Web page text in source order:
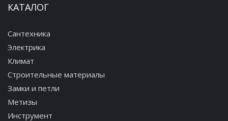
КАТАЛОГ
Сантехника
Электрика
Климат
Строительные материалы
Замки и петли
Метизы
Инструмент